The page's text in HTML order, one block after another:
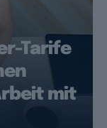
Tarife
mit